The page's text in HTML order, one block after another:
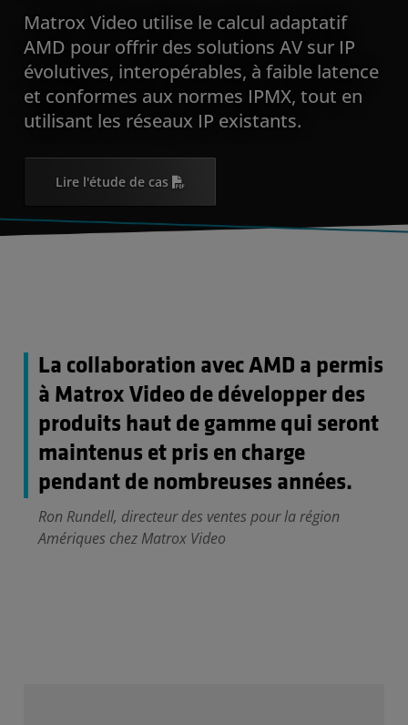
Matrox Video utilise le calcul adaptatif
AMD pour offrir des solutions AV sur IP
évolutives, interopérables, à faible latence
et conformes aux normes IPMX, tout en
utilisant les réseaux IP existants.
Lire l'étude de cas
La collaboration avec AMD a permis
à Matrox Video de développer des
produits haut de gamme qui seront
maintenus et pris en charge
pendant de nombreuses années.
Ron Rundell, directeur des ventes pour la région
Amériques chez Matrox Video